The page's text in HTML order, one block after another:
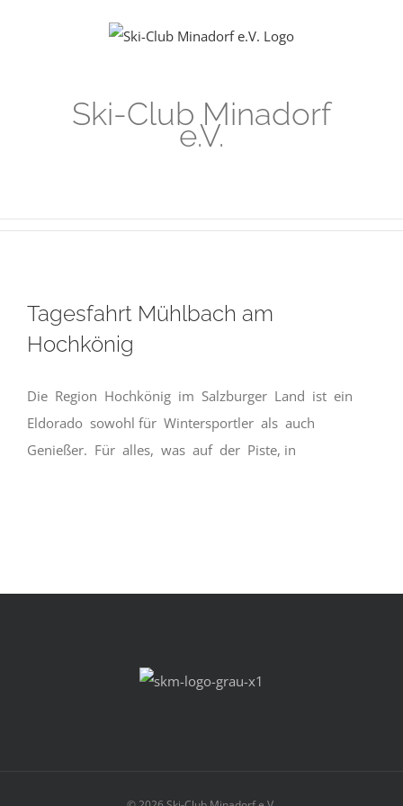
Ski-Club Minadorf
e.V.
Tagesfahrt Mühlbach am
Hochkönig
Die Region Hochkönig im Salzburger Land ist ein
Eldorado sowohl für Wintersportler als auch
Genießer. Für alles, was auf der Piste, in